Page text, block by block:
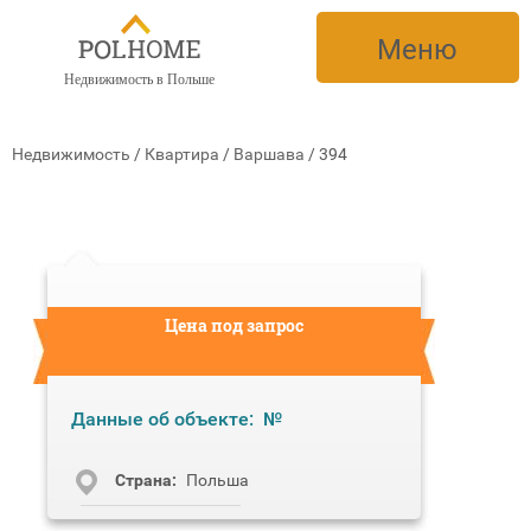
Недвижимость в Польше
Меню
Недвижимость / Квартира / Варшава /394
Цена под запрос
Данные об объекте: №
Cтрана: Польша